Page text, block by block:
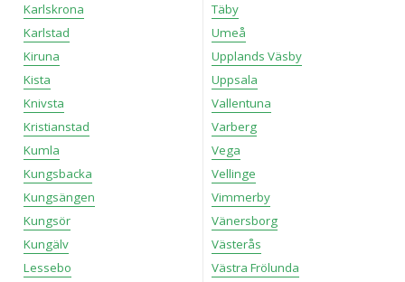
Karlskrona
Karlstad
Kiruna
Kista
Knivsta
Kristianstad
Kumla
Kungsbacka
Kungsängen
Kungsör
Kungälv
Lessebo
Täby
Umeå
Upplands Väsby
Uppsala
Vallentuna
Varberg
Vega
Vellinge
Vimmerby
Vänersborg
Västerås
Västra Frölunda